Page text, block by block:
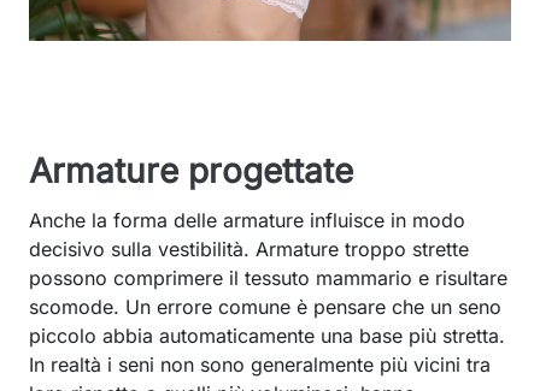
Armature progettate
Anche la forma delle armature influisce in modo
decisivo sulla vestibilità. Armature troppo strette
possono comprimere il tessuto mammario e risultare
scomode. Un errore comune è pensare che un seno
piccolo abbia automaticamente una base più stretta.
In realtà i seni non sono generalmente più vicini tra